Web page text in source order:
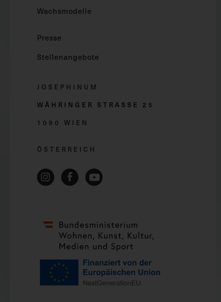
Wachsmodelle
Presse
Stellenangebote
JOSEPHINUM
WÄHRINGER STRASSE 2 5
1090 WIEN
ÖSTERREICH